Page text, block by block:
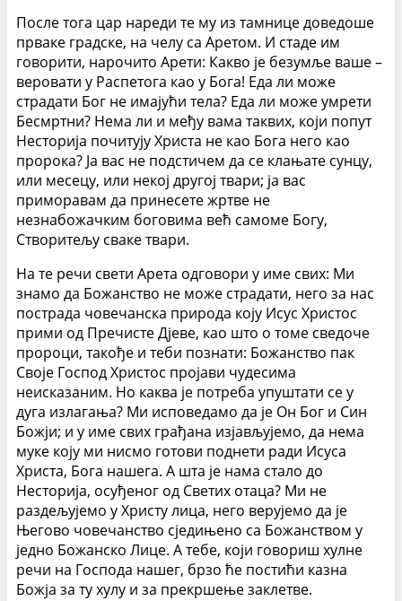
После тога цар нареди те му из тамнице доведоше
прваке градске, на челу са Аретом. И стаде им
говорити, нарочито Арети: Какво је безумље ваше –
веровати у Распетога као у Бога! Еда ли може
страдати Бог не имајући тела? Еда ли може умрети
Бесмртни? Нема ли и међу вама таквих, који попут
Несторија почитују Христа не као Бога него као
пророка? Ја вас не подстичем да се клањате сунцу,
или месецу, или некој другој твари; ја вас
приморавам да принесете жртве не
незнабожачким боговима већ самоме Богу,
Створитељу сваке твари.
На те речи свети Арета одговори у име свих: Ми
знамо да Божанство не може страдати, него за нас
пострада човечанска природа коју Исус Христос
прими од Пречисте Дјеве, као што о томе сведоче
пророци, такође и теби познати: Божанство пак
Своје Господ Христос пројави чудесима
неисказаним. Но каква је потреба упуштати се у
дуга излагања? Ми исповедамо да је Он Бог и Син
Божји; и у име свих грађана изјављујемо, да нема
муке коју ми нисмо готови поднети ради Исуса
Христа, Бога нашега. А шта је нама стало до
Несторија, осуђеног од Светих отаца? Ми не
раздељујемо у Христу лица, него верујемо да је
Његово човечанство сједињено са Божанством у
једно Божанско Лице. А тебе, који говориш хулне
речи на Господа нашег, брзо ће постићи казна
Божја за ту хулу и за прекршење заклетве.